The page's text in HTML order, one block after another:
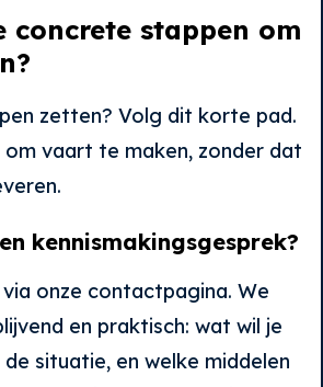
concrete stappen om
zetten? Volg dit korte pad.
vaart te maken, zonder dat
kennismakingsgesprek?
onze contactpagina. We
en praktisch: wat wil je
situatie, en welke middelen